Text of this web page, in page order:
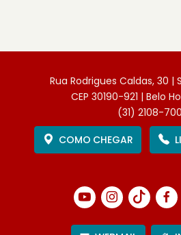
Rua Rodrigues Caldas, 30 |
CEP 30190-921 | Belo
(31) 2108-
COMO CHEGAR